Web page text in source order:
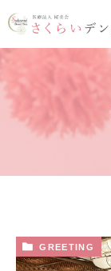
GREETING